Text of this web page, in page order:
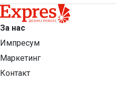
За нас
Импресум
Маркетинг
Контакт